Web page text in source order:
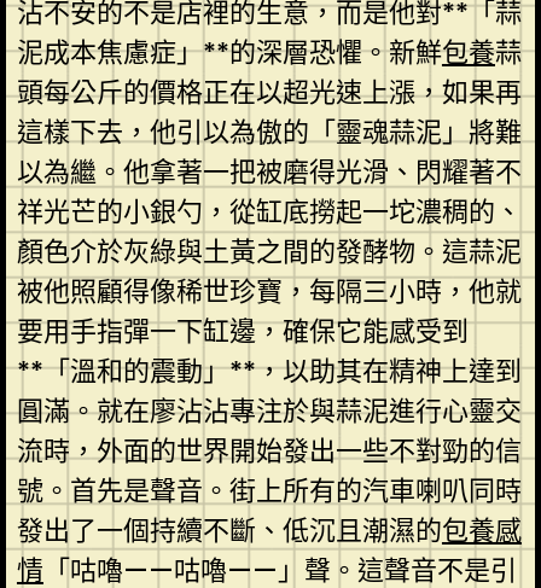
沾不安的不是店裡的生意，而是他對**「蒜
泥成本焦慮症」**的深層恐懼。新鮮包養蒜
頭每公斤的價格正在以超光速上漲，如果再
這樣下去，他引以為傲的「靈魂蒜泥」將難
以為繼。他拿著一把被磨得光滑、閃耀著不
祥光芒的小銀勺，從缸底撈起一坨濃稠的、
顏色介於灰綠與土黃之間的發酵物。這蒜泥
被他照顧得像稀世珍寶，每隔三小時，他就
要用手指彈一下缸邊，確保它能感受到
**「溫和的震動」**，以助其在精神上達到
圓滿。就在廖沾沾專注於與蒜泥進行心靈交
流時，外面的世界開始發出一些不對勁的信
號。首先是聲音。街上所有的汽車喇叭同時
發出了一個持續不斷、低沉且潮濕的包養感
情 「咕嚕——咕嚕——」聲。這聲音不是引